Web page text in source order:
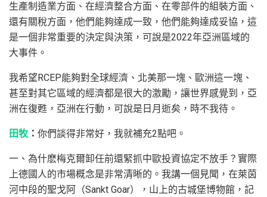
生產制造業方面、在經濟整合方面、在零部件的組裝方面、
還有關稅方面，他們能夠達成一致，他們能夠達成妥協，這
是一個非常重要的決定與決策，可說是2022年亞洲區域的
大事件。
我希望RCEP能夠對全球經濟、北美那一塊、歐洲這一塊、
甚至對其它區域的經濟都是很大的激勵，讓世界感覺到，亞
洲在復甦，亞洲在行動，可說是日月逝矣，時不我待。
田牧 ： 你們談得非常好，我就補充2點吧。
一、為什麽梅克爾卸任前還緊抓中歐投資協定不放手？實際
上德國人的市場概念是非常清晰的。我講一個見聞，在萊茵
河中段的聖戈阿（Sankt Goar），山上的古城堡博物館，記